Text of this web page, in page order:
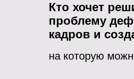
Кто хочет
проблему
кадров и
на которую